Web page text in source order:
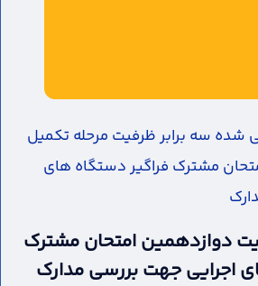
شده سه برابر ظرفیت مرحله تکمیل
مشترک فراگیر دستگاه های
دوازدهمین امتحان مشترک
اجرایی جهت بررسی مدارک